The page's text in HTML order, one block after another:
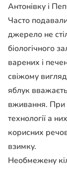
Антонівку і
Часто
джерело не
біологічного
варених і
свіжому
яблук
вживання. При
технології а
корисних
взимку.
Необмежену